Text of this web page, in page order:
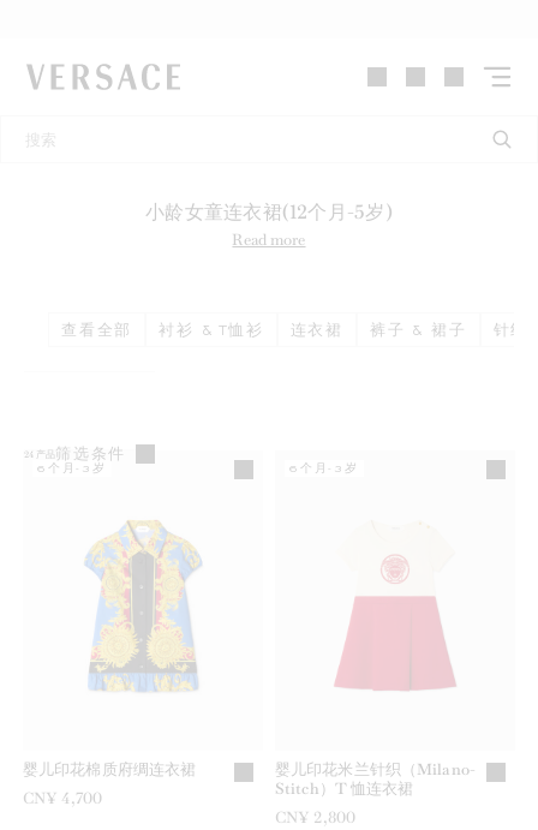
VERSACE | 主页
小龄女童连衣裙(12个月-5岁)
Read more
查看全部 衬衫 & T恤衫 连衣裙 裤子 & 裙子 针织
24 产品 筛选条件
婴儿印花棉质府绸连衣裙
CN¥ 4,700
6个月-3岁
婴儿印花米兰针织（Milano-
Stitch）T 恤连衣裙
CN¥ 2,800
6个月-3岁